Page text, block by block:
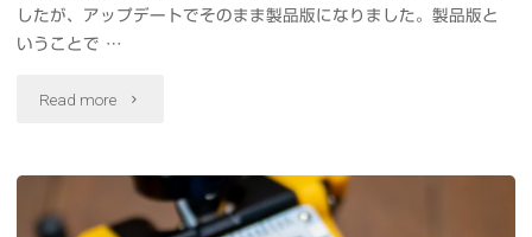
ン
ン
グ,
したが、アップデートでそのまま製品版になりました。製品版と
いうことで …
Read more "Parallels
16.5